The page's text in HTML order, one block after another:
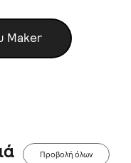
Maker
Προβολή όλων